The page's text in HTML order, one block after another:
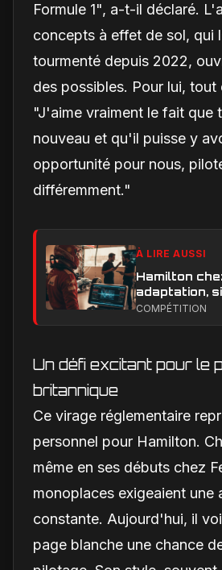
Formule 1", a-t-il déclaré.
concepts à effet de sol, qui
tourmenté depuis 2022,
des possibles. Pour lui, tout
"J'aime vraiment le fait que
nouveau et qu'il puisse y
opportunité pour nous,
différemment."
À LIRE AUSSI
Hamilton
adaptation,
et critiques,
COMPÉTITION
Un défi excitant pour le
britannique
Ce virage réglementaire
personnel pour Hamilton.
même en ses débuts chez
monoplaces exigeaient une
constante. Aujourd'hui, il
page blanche une chance